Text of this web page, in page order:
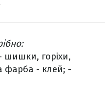
шишки, горіхи,
фарба - клей; -